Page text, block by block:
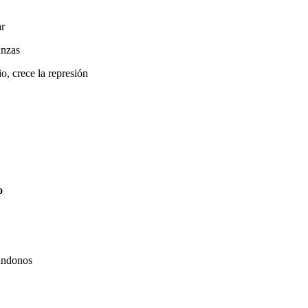
crece la represión